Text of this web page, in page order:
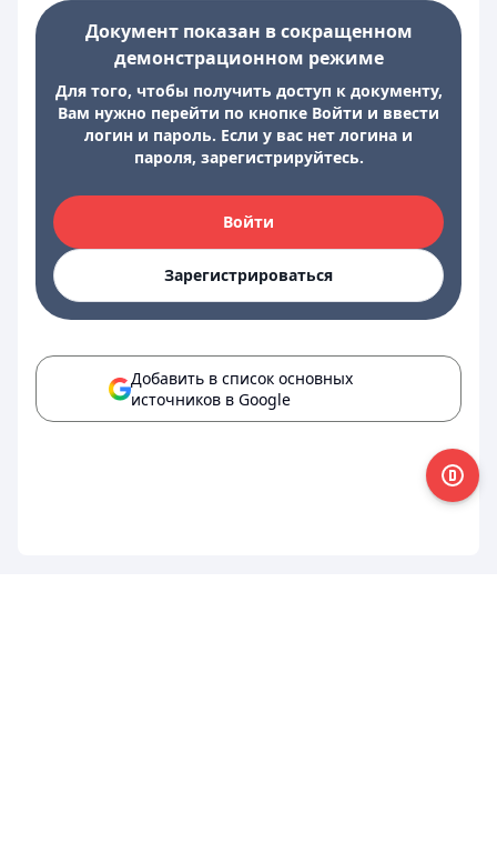
Документ показан в сокращенном
демонстрационном режиме
Для того, чтобы получить доступ к документу,
Вам нужно перейти по кнопке Войти и ввести
логин и пароль. Если у вас нет логина и
пароля, зарегистрируйтесь.
Войти
Зарегистрироваться
Добавить в список основных
источников в Google